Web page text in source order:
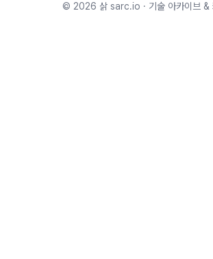
© 2026 삵 sarc.io · 기술 아카이브 &